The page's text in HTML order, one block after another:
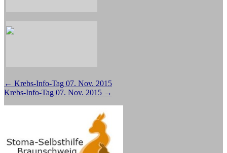
Beitragsnavigation
← Krebs-Info-Tag 07. Nov. 2015
Krebs-Info-Tag 07. Nov. 2015 →